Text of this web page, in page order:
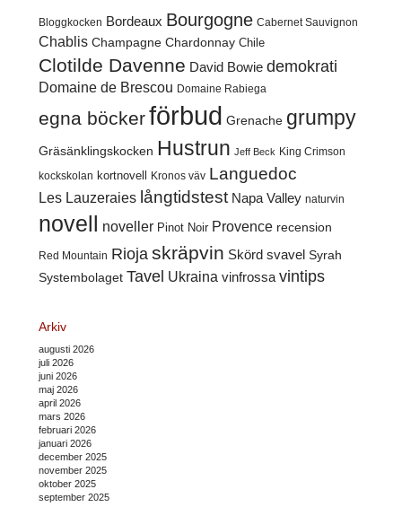
Bloggkocken Bordeaux Bourgogne Cabernet Sauvignon
Chablis Champagne Chardonnay Chile
Clotilde Davenne David Bowie demokrati
Domaine de Brescou Domaine Rabiega
egna böckerförbud Grenache grumpy
Gräsänklingskocken Hustrun Jeff Beck King Crimson
kockskolan kortnovell Kronos väv Languedoc
Les Lauzeraies långtidstest Napa Valley naturvin
novell noveller Pinot Noir Provence recension
Red Mountain Rioja skräpvin Skörd svavel Syrah
Systembolaget Tavel Ukraina vinfrossa vintips
Arkiv
augusti 2026
juli 2026
juni 2026
maj 2026
april 2026
mars 2026
februari 2026
januari 2026
december 2025
november 2025
oktober 2025
september 2025